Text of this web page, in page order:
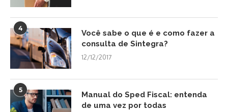
4
Você sabe o que é e como fazer a
consulta de Sintegra?
12/12/2017
5
Manual do Sped Fiscal: entenda
de uma vez por todas